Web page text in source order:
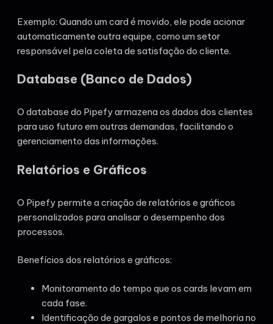
Exemplo: Quando um card é movido, ele pode acionar
automaticamente outra equipe, como um setor
responsável pela coleta de satisfação do cliente.
Database (Banco de Dados)
O database do Pipefy armazena os dados dos clientes
para uso futuro em outras demandas, facilitando o
gerenciamento das informações.
Relatórios e Gráficos
O Pipefy permite a criação de relatórios e gráficos
personalizados para analisar o desempenho dos
processos.
Benefícios dos relatórios e gráficos:
Monitoramento do tempo que os cards levam em
cada fase.
Identificação de gargalos e pontos de melhoria no